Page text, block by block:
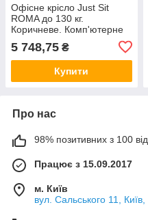
Офісне крісло Just Sit
ROMA до 130 кг.
Коричневе. Комп'ютерне
5 748,75 ₴
Купити
Про нас
98% позитивних з 100
Працює з 15.09.2017
м. Київ
вул. Сальського 11, Київ,